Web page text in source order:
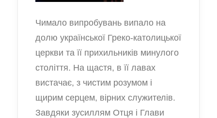
Чимало випробувань випало на
долю української Греко-католицької
церкви та її прихильників минулого
століття. На щастя, в її лавах
вистачає, з чистим розумом і
щирим серцем, вірних служителів.
Завдяки зусиллям Отця і Глави